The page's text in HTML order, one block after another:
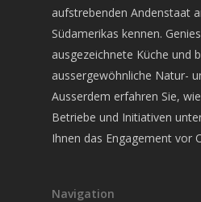
aufstrebenden Andenstaat
Südamerikas kennen.
ausgezeichnete Küche und
aussergewöhnliche Natur-
Ausserdem erfahren Sie,
Betriebe und Initiativen
Ihnen das Engagement vor
Navigation